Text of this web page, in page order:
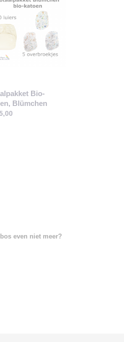
Bio-
Blümchen
even niet meer?